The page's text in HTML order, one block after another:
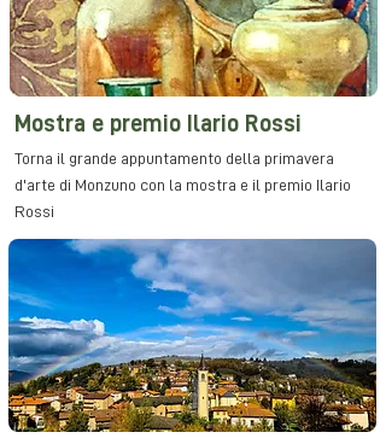
Mostra e premio Ilario Rossi
Torna il grande appuntamento della primavera
d'arte di Monzuno con la mostra e il premio Ilario
Rossi